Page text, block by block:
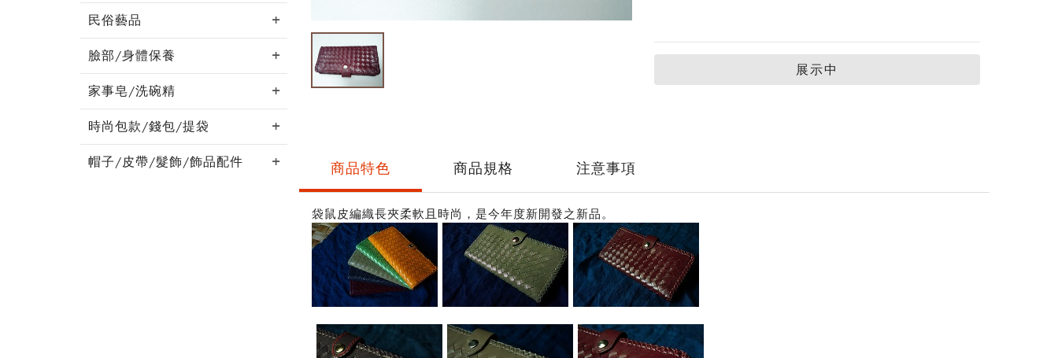
民俗藝品
臉部/身體保養
家事皂/洗碗精
時尚包款/錢包/提袋
帽子/皮帶/髮飾/飾品配件
展示中
商品特色 商品規格 注意事項
袋鼠皮編織長夾柔軟且時尚，是今年度新開發之新品。